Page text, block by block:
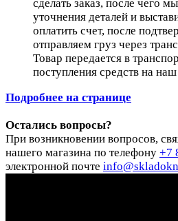
сделать заказ, после чего
уточнения деталей и
оплатить счет, после
отправляем груз через
Товар передается в
поступления средств на наш
Подробнее на странице
Остались вопросы?
При возникновении вопросов,
нашего магазина по телефону +7
электронной почте